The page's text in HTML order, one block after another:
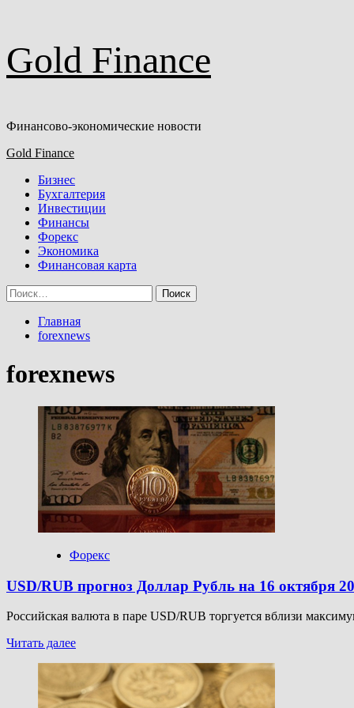
к
содержимому
Gold Finance
Финансово-экономические новости
Основное
Gold Finance
Бизнес
Бухгалтерия
Инвестиции
Финансы
Форекс
Экономика
Финансовая карта
Найти:
Главная
forexnews
forexnews
Форекс
USD/RUB прогноз Доллар Рубль на 16 октября
Российская валюта в паре USD/RUB торгуется вблизи
Читать далееПрочитать
USD/RUB
прогноз